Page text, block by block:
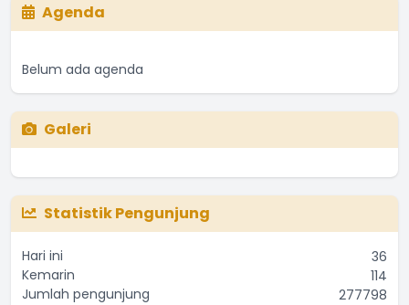
Agenda
Belum ada agenda
Galeri
Statistik Pengunjung
Hari ini
36
Kemarin
114
Jumlah pengunjung
277798